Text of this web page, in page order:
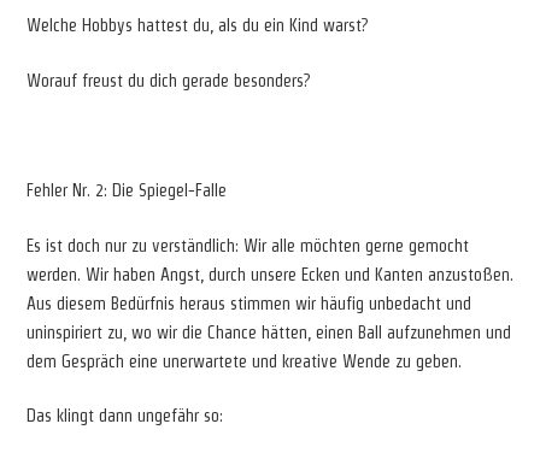
Welche Hobbys hattest du, als du ein Kind warst?
Worauf freust du dich gerade besonders?
Fehler Nr. 2: Die Spiegel-Falle
Es ist doch nur zu verständlich: Wir alle möchten gerne gemocht
werden. Wir haben Angst, durch unsere Ecken und Kanten anzustoßen.
Aus diesem Bedürfnis heraus stimmen wir häufig unbedacht und
uninspiriert zu, wo wir die Chance hätten, einen Ball aufzunehmen und
dem Gespräch eine unerwartete und kreative Wende zu geben.
Das klingt dann ungefähr so: